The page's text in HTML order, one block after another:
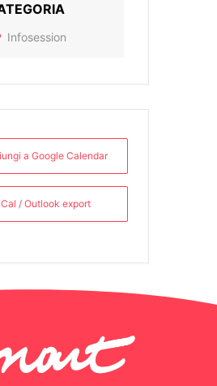
Infosession
a Google Calendar
/ Outlook export